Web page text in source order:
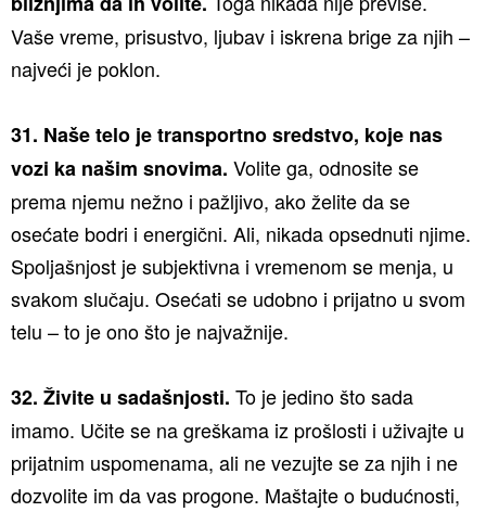
Vaše vreme, prisustvo, ljubav i iskrena brige za njih –
najveći je poklon.
31. Naše telo je transportno sredstvo, koje nas
vozi ka našim snovima. Volite ga, odnosite se
prema njemu nežno i pažljivo, ako želite da se
osećate bodri i energični. Ali, nikada opsednuti njime.
Spoljašnjost je subjektivna i vremenom se menja, u
svakom slučaju. Osećati se udobno i prijatno u svom
telu – to je ono što je najvažnije.
32. Živite u sadašnjosti. To je jedino što sada
imamo. Učite se na greškama iz prošlosti i uživajte u
prijatnim uspomenama, ali ne vezujte se za njih i ne
dozvolite im da vas progone. Maštajte o budućnosti,